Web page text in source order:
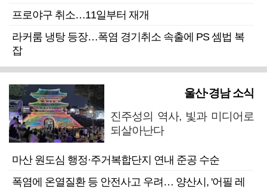
프로야구 취소…11일부터 재개
라커룸 냉탕 등장…폭염 경기취소 속출에 PS 셈법 복
잡
울산·경남 소식
진주성의 역사, 빛과 미디어로
되살아난다
마산 원도심 행정·주거복합단지 연내 준공 수순
폭염에 온열질환 등 안전사고 우려… 양산시, '어필 레